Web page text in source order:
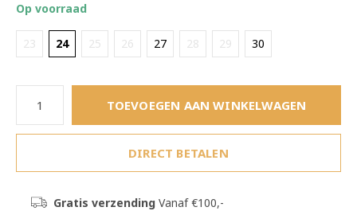
Op voorraad
23 24 25 26 27 28 29 30
TOEVOEGEN AAN WINKELWAGEN
DIRECT BETALEN
Gratis verzendingVanaf €100,-